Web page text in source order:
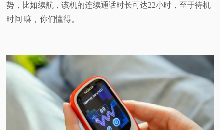
势，比如续航，该机的连续通话时长可达22小时，至于待机
时间 嘛，你们懂得。